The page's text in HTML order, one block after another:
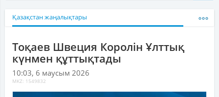
Қазақстан жаңалықтары
Тоқаев Швеция Королін Ұлттық
күнмен құттықтады
10:03, 6 маусым 2026
MKZ: 1549832